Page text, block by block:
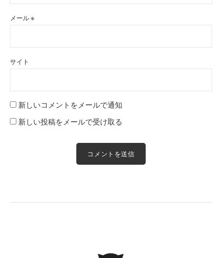
メール※
サイト
新しいコメントをメールで通知
新しい投稿をメールで受け取る